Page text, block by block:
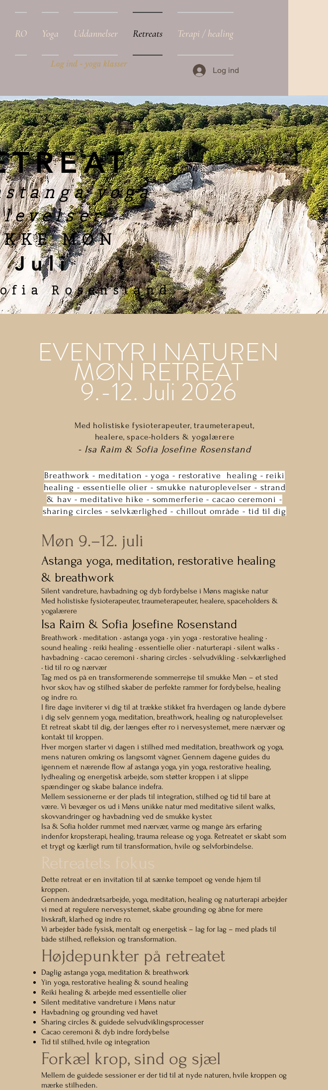
RO Yoga Uddannelser Retreats Terapi / healing
Log ind
Log ind - yoga klasser
yoga
MØN
Juli
Rosenstand
EVENTYR I NATUREN
MØN RETREAT
9.-12. Juli 2026
Med holistiske fysioterapeuter, traumeterapeut,
healere, space-holders & yogalærere
- Isa Raim & Sofia Josefine Rosenstand
Breathwork - meditation - yoga - restorative healing - reiki
healing - essentielle olier - smukke naturoplevelser - strand
& hav - meditative hike - sommerferie - cacao ceremoni -
sharing circles - selvkærlighed - chillout område - tid til dig
Møn 9.–12. juli
Astanga yoga, meditation, restorative healing
& breathwork
Silent vandreture, havbadning og dyb fordybelse i Møns magiske natur
Med holistiske fysioterapeuter, traumeterapeuter, healere, spaceholders &
yogalærere
Isa Raim & Sofia Josefine Rosenstand
Breathwork • meditation • astanga yoga • yin yoga • restorative healing •
sound healing • reiki healing • essentielle olier • naturterapi • silent walks •
havbadning • cacao ceremoni • sharing circles • selvudvikling • selvkærlighed
• tid til ro og nærvær
Tag med os på en transformerende sommerrejse til smukke Møn – et sted
hvor skov, hav og stilhed skaber de perfekte rammer for fordybelse, healing
og indre ro.
I fire dage inviterer vi dig til at trække stikket fra hverdagen og lande dybere
i dig selv gennem yoga, meditation, breathwork, healing og naturoplevelser.
Et retreat skabt til dig, der længes efter ro i nervesystemet, mere nærvær og
kontakt til kroppen.
Hver morgen starter vi dagen i stilhed med meditation, breathwork og yoga,
mens naturen omkring os langsomt vågner. Gennem dagene guides du
igennem et nærende flow af astanga yoga, yin yoga, restorative healing,
lydhealing og energetisk arbejde, som støtter kroppen i at slippe
spændinger og skabe balance indefra.
Mellem sessionerne er der plads til integration, stilhed og tid til bare at
være. Vi bevæger os ud i Møns unikke natur med meditative silent walks,
skovvandringer og havbadning ved de smukke kyster.
Isa & Sofia holder rummet med nærvær, varme og mange års erfaring
indenfor kropsterapi, healing, trauma release og yoga. Retreatet er skabt som
et trygt og kærligt rum til transformation, hvile og selvforbindelse.
Retreatets fokus
Dette retreat er en invitation til at sænke tempoet og vende hjem til
kroppen.
Gennem åndedrætsarbejde, yoga, meditation, healing og naturterapi arbejder
vi med at regulere nervesystemet, skabe grounding og åbne for mere
livskraft, klarhed og indre ro.
Vi arbejder både fysisk, mentalt og energetisk – lag for lag – med plads til
både stilhed, refleksion og transformation.
Højdepunkter på retreatet
Daglig astanga yoga, meditation & breathwork
Yin yoga, restorative healing & sound healing
Reiki healing & arbejde med essentielle olier
Silent meditative vandreture i Møns natur
Havbadning og grounding ved havet
Sharing circles & guidede selvudviklingsprocesser
Cacao ceremoni & dyb indre fordybelse
Tid til stilhed, hvile og integration
Forkæl krop, sind og sjæl
Mellem de guidede sessioner er der tid til at nyde naturen, hvile kroppen og
mærke stilheden.